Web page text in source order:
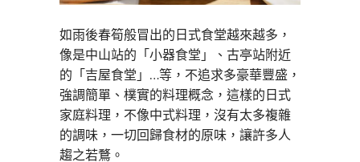
如雨後春筍般冒出的日式食堂越來越多，
像是中山站的「小器食堂」、古亭站附近
的「吉屋食堂」…等，不追求多豪華豐盛，
強調簡單、樸實的料理概念，這樣的日式
家庭料理，不像中式料理，沒有太多複雜
的調味，一切回歸食材的原味，讓許多人
趨之若鶩。